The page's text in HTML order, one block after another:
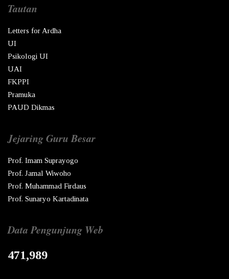
Tautan
Letters for Ardha
UI
Psikologi UI
UAI
FKPPI
Pramuka
PAUD Dikmas
Jejaring Guru Besar
Prof. Imam Suprayogo
Prof. Jamal Wiwoho
Prof. Muhammad Firdaus
Prof. Sunaryo Kartadinata
Data Pengunjung Web
471,989